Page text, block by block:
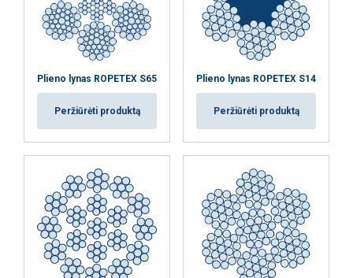
Plieno lynas ROPETEX S65
Peržiūrėti produktą
Plieno lynas ROPETEX S14
Peržiūrėti produktą